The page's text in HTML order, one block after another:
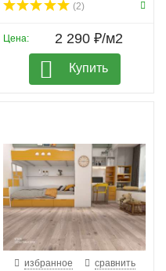
(2)
Цена: 2 290 ₽/м2
Купить
избранное сравнить